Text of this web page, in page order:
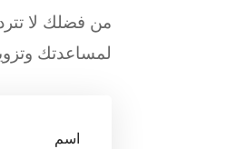
من فضلك لا
لمساعدتك
اسم